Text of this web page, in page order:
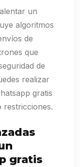
un
algoritmos
de
que
de
realizar
gratis
gratis